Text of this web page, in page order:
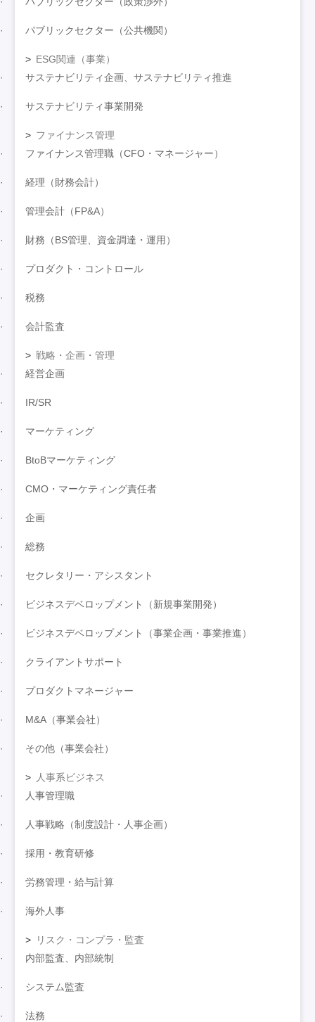
パブリックセクター（公共機関）
ESG関連（事業）
サステナビリティ企画、サステナビリティ推進
サステナビリティ事業開発
ファイナンス管理
ファイナンス管理職（CFO・マネージャー）
経理（財務会計）
管理会計（FP&A）
財務（BS管理、資金調達・運用）
プロダクト・コントロール
税務
会計監査
戦略・企画・管理
経営企画
IR/SR
マーケティング
BtoBマーケティング
CMO・マーケティング責任者
企画
総務
セクレタリー・アシスタント
ビジネスデベロップメント（新規事業開発）
ビジネスデベロップメント（事業企画・事業推進）
クライアントサポート
プロダクトマネージャー
M&A（事業会社）
その他（事業会社）
人事系ビジネス
人事管理職
人事戦略（制度設計・人事企画）
採用・教育研修
労務管理・給与計算
海外人事
リスク・コンプラ・監査
内部監査、内部統制
システム監査
法務